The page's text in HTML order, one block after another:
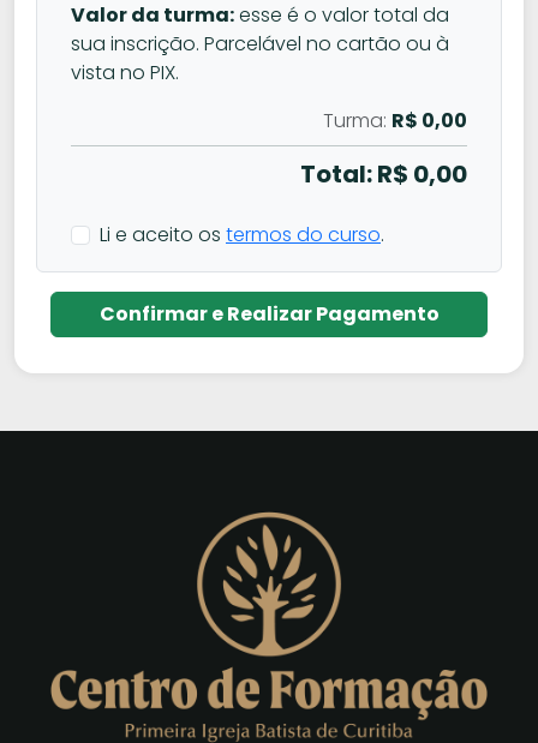
Valor da turma:esse é o valor total da
sua inscrição. Parcelável no cartão ou à
vista no PIX.
Turma: R$ 0,00
Total: R$ 0,00
Li e aceito os termos do curso.
Confirmar e Realizar Pagamento